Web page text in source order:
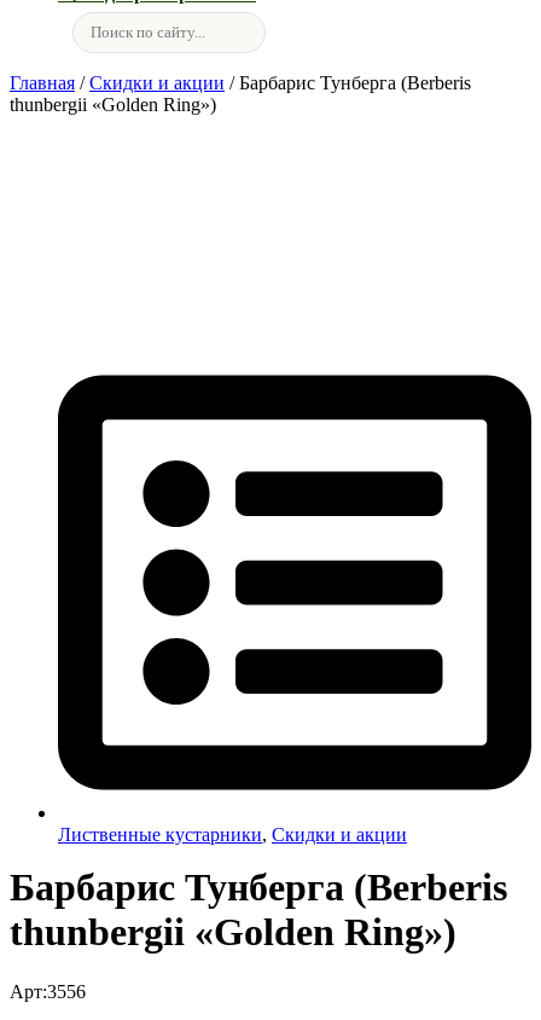
Главная /Скидки и акции / Барбарис Тунберга (Berberis
thunbergii «Golden Ring»)
Лиственные кустарники, Скидки и акции
Барбарис Тунберга (Berberis
thunbergii «Golden Ring»)
Арт:3556